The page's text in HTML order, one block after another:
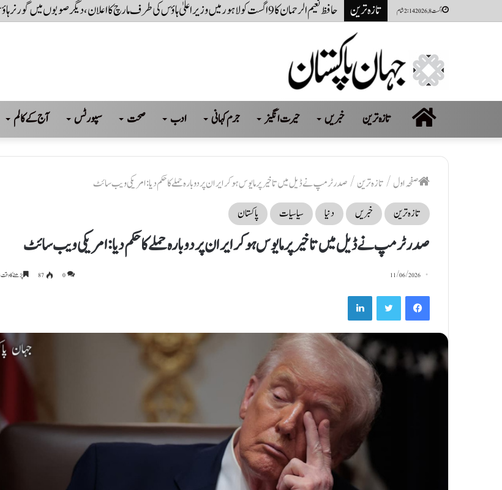
اگست 8, 2026 2:14 شام تازہ ترین حافظ نعیم الرحمان کا 9 اگست کو لاہور میں وزیر اعلیٰ ہاؤس کی طرف مارچ کا اعلان، دیگر صوبوں میں گورنر ہاؤسز پر دھرنے ہوں گے
صفحہ
اول
تازہ ترین خبریں حیرت انگیز جرم کہانی ادب صحت سپورٹس آج کے کالم
صفحہ اول /تازہ ترین/صدر ٹرمپ نے ڈیل میں تاخیر پر مایوس ہوکر ایران پر دوبارہ حملے کا حکم دیا: امریکی ویب سائٹ
تازہ ترین
خبریں دنیا سیاسیات پاکستان
صدر ٹرمپ نے ڈیل میں تاخیر پر مایوس ہوکر ایران پر دوبارہ حملے کا حکم دیا: امریکی ویب سائٹ
11/06/2026
0
87 پڑھنے کا وقت 3 منٹ
Facebook
Twitter
LinkedIn